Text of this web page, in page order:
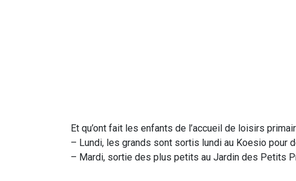
Et qu’ont fait les enfants de l’accueil de loisirs
– Lundi, les grands sont sortis lundi au Koesio pour
– Mardi, sortie des plus petits au Jardin des Petits